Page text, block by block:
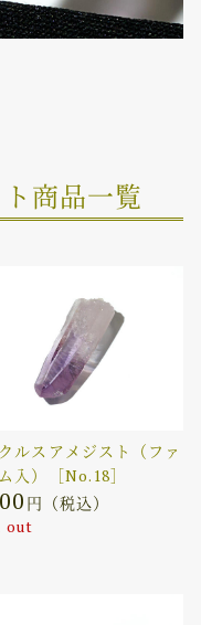
商品一覧
ルスアメジスト（ファ
入）［No.18］
円（税込）
out